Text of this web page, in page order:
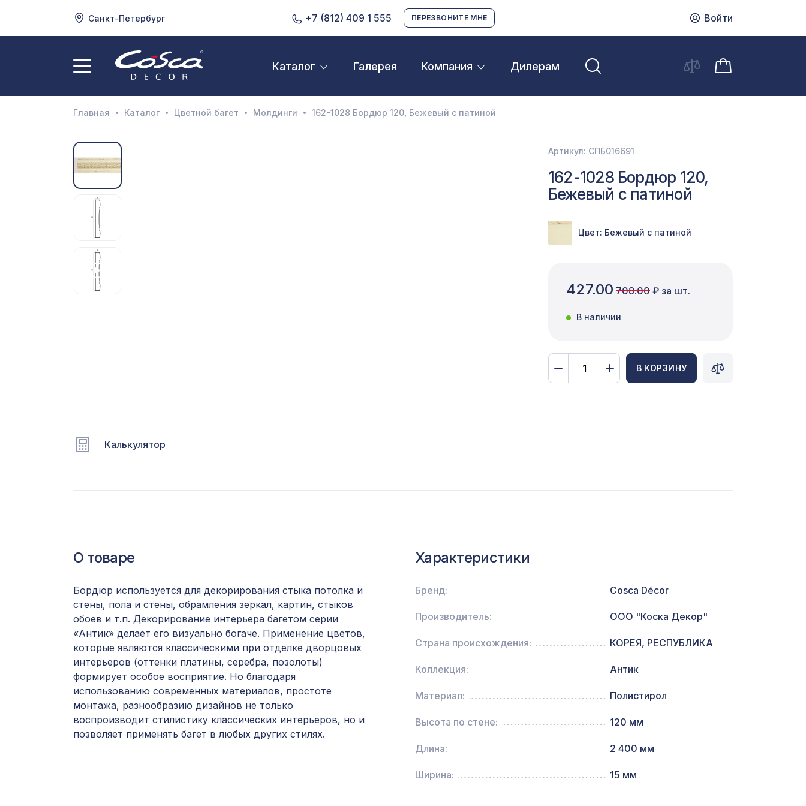
Санкт-Петербург +7 (812) 409 1 555 ПЕРЕЗВОНИТЕ МНЕ Войти
Каталог Галерея Компания Дилерам
3D орнамент
Акустические панели
Декоративные балки и брус
Перфорированная панель КВАДРО 10-20,
1000х680мм, ХДФ, белая
1221 ₽
для балки 90х60мм орех медовый, консоль модерн 127 ₽
для балки 120х120мм дуб темный, консоль классика 197 ₽
Главная Каталог Цветной багет Молдинги 162-1028 Бордюр 120, Бежевый с патиной
Калькулятор
Артикул: СПБ016691
162-1028 Бордюр 120,
Бежевый с патиной
Цвет: Бежевый с патиной
427.00 708.00 ₽ за шт.
В наличии
В КОРЗИНУ
О товаре
Бордюр используется для декорирования стыка потолка и
стены, пола и стены, обрамления зеркал, картин, стыков
обоев и т.п. Декорирование интерьера багетом серии
«Антик» делает его визуально богаче. Применение цветов,
которые являются классическими при отделке дворцовых
интерьеров (оттенки платины, серебра, позолоты)
формирует особое восприятие. Но благодаря
использованию современных материалов, простоте
монтажа, разнообразию дизайнов не только
воспроизводит стилистику классических интерьеров, но и
позволяет применять багет в любых других стилях.
Характеристики
Бренд: Cosca Décor
Производитель: ООО "Коска Декор"
Страна происхождения: КОРЕЯ, РЕСПУБЛИКА
Коллекция: Антик
Материал: Полистирол
Высота по стене: 120 мм
Длина: 2 400 мм
Ширина: 15 мм